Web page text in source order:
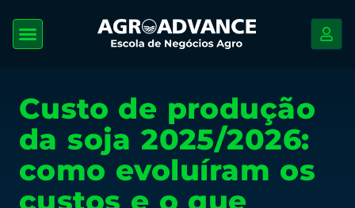
Custo de produção
da soja 2025/2026:
como evoluíram os
custos e o que